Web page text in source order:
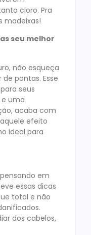
cloro. Pra
madeixas!
seu melhor
não esqueça
pontas. Esse
seus
uma
acaba com
efeito
ideal para
em
essas dicas
total e não
dos cabelos,